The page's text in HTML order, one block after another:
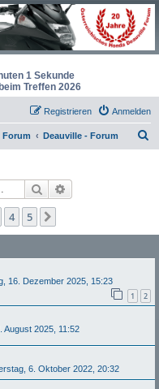
0 Sekunden
Treffen 2026
Anmelden
Registrieren
Forum Deauville - Forum
Suche
4 5
16. Dezember 2025, 15:23
1 2
August 2025, 11:52
6. Oktober 2022, 20:32